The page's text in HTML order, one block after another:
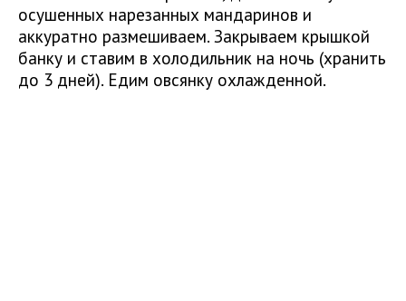
осушенных нарезанных мандаринов и
аккуратно размешиваем. Закрываем крышкой
банку и ставим в холодильник на ночь (хранить
до 3 дней). Едим овсянку охлажденной.